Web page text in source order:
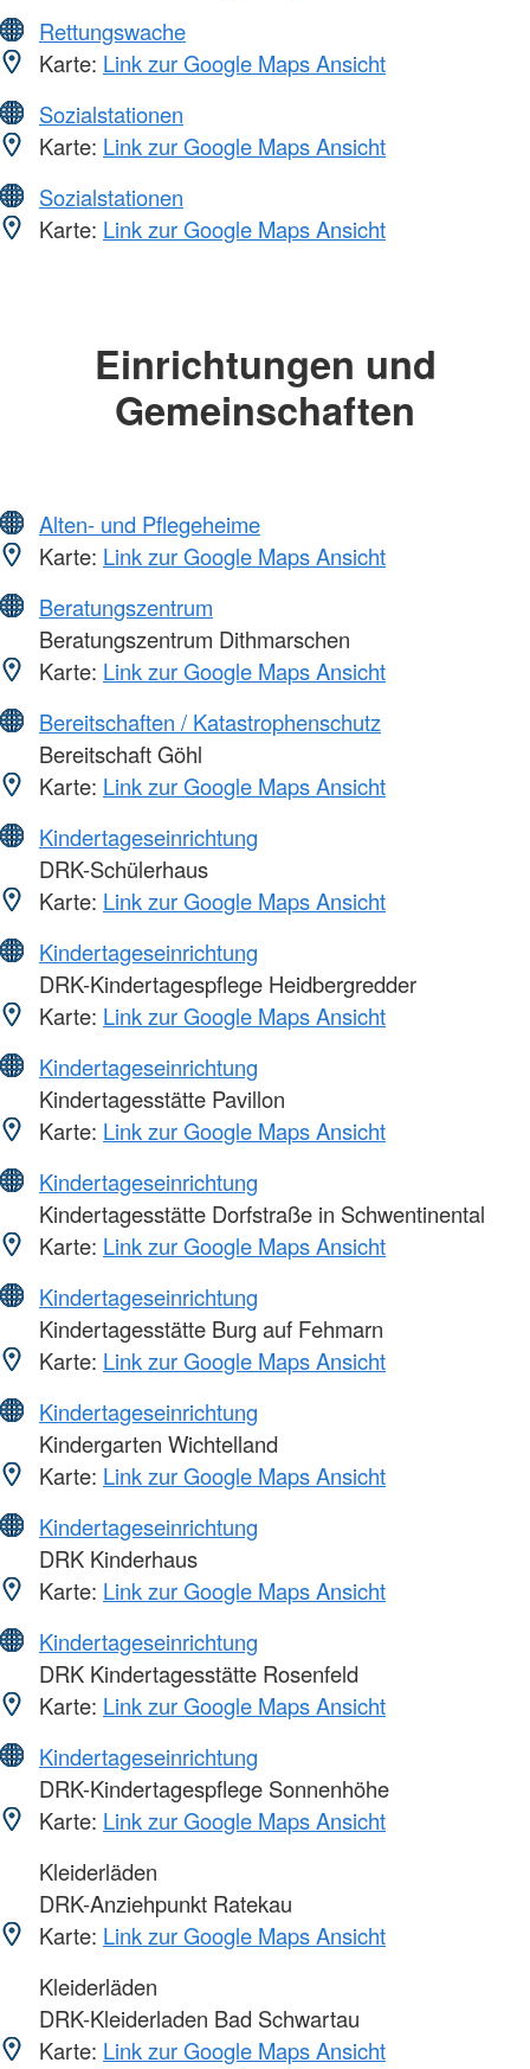
Rettungswache
Karte: Link zur Google Maps Ansicht
Sozialstationen
Karte: Link zur Google Maps Ansicht
Sozialstationen
Karte: Link zur Google Maps Ansicht
Einrichtungen und
Gemeinschaften
Alten- und Pflegeheime
Karte: Link zur Google Maps Ansicht
Beratungszentrum
Beratungszentrum Dithmarschen
Karte: Link zur Google Maps Ansicht
Bereitschaften / Katastrophenschutz
Bereitschaft Göhl
Karte: Link zur Google Maps Ansicht
Kindertageseinrichtung
DRK-Schülerhaus
Karte: Link zur Google Maps Ansicht
Kindertageseinrichtung
DRK-Kindertagespflege Heidbergredder
Karte: Link zur Google Maps Ansicht
Kindertageseinrichtung
Kindertagesstätte Pavillon
Karte: Link zur Google Maps Ansicht
Kindertageseinrichtung
Kindertagesstätte Dorfstraße in Schwentinental
Karte: Link zur Google Maps Ansicht
Kindertageseinrichtung
Kindertagesstätte Burg auf Fehmarn
Karte: Link zur Google Maps Ansicht
Kindertageseinrichtung
Kindergarten Wichtelland
Karte: Link zur Google Maps Ansicht
Kindertageseinrichtung
DRK Kinderhaus
Karte: Link zur Google Maps Ansicht
Kindertageseinrichtung
DRK Kindertagesstätte Rosenfeld
Karte: Link zur Google Maps Ansicht
Kindertageseinrichtung
DRK-Kindertagespflege Sonnenhöhe
Karte: Link zur Google Maps Ansicht
Kleiderläden
DRK-Anziehpunkt Ratekau
Karte: Link zur Google Maps Ansicht
Kleiderläden
DRK-Kleiderladen Bad Schwartau
Karte: Link zur Google Maps Ansicht